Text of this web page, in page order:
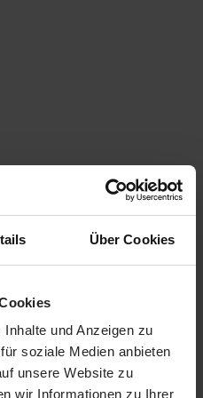
Über Cookies
und Anzeigen zu
soziale Medien anbieten
unsere Website zu
wir Informationen zu Ihrer